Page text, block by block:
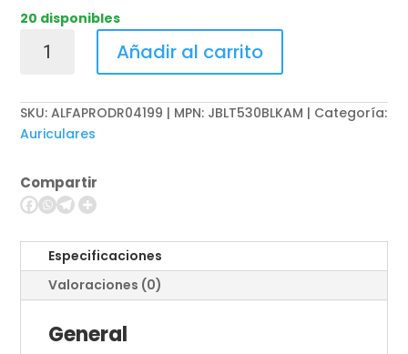
20 disponibles
TUNE
530
-
Headphones
Añadir al carrito
SKU:ALFAPRODR04199 | MPN: JBLT530BLKAM
Categoría:
Auriculares
Compartir
Especificaciones
Valoraciones (0)
General